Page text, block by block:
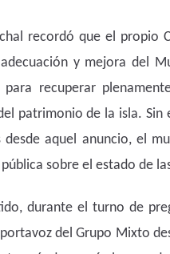
recordó que el propio
y mejora del
para recuperar
patrimonio de la isla. Sin
desde aquel anuncio, el
sobre el estado de
durante el turno de
del Grupo Mixto